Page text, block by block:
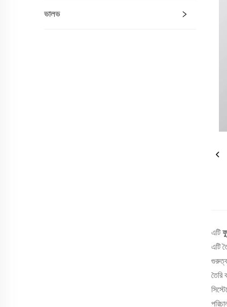
ভালভ
এটি
এটি
তৈরি